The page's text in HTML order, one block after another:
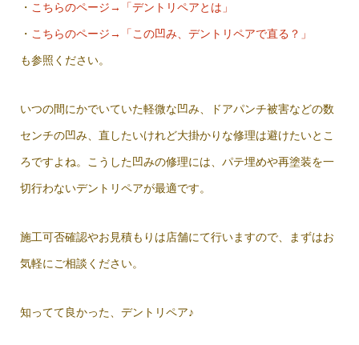
・ こちらのページ→「デントリペアとは」
・ こちらのページ→「この凹み、デントリペアで直る？」
も参照ください。
いつの間にかでいていた軽微な凹み、ドアパンチ被害などの数
センチの凹み、直したいけれど大掛かりな修理は避けたいとこ
ろですよね。こうした凹みの修理には、パテ埋めや再塗装を一
切行わないデントリペアが最適です。
施工可否確認やお見積もりは店舗にて行いますので、まずはお
気軽にご相談ください。
知ってて良かった、デントリペア♪